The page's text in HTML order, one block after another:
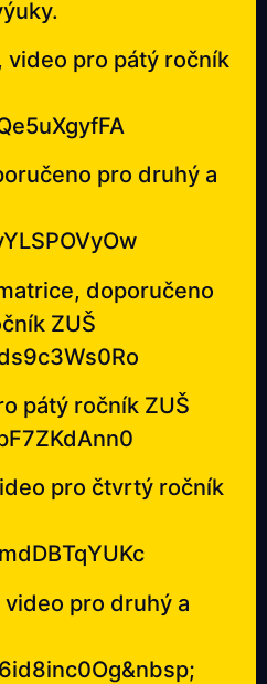
video pro pátý ročník
pro druhý a
doporučeno
ZUŠ
pátý ročník ZUŠ
pro čtvrtý ročník
pro druhý a
;